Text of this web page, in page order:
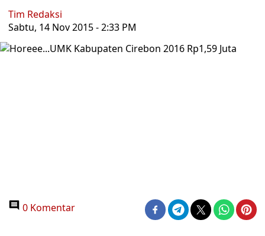
Tim Redaksi
Sabtu, 14 Nov 2015 - 2:33 PM
0 Komentar